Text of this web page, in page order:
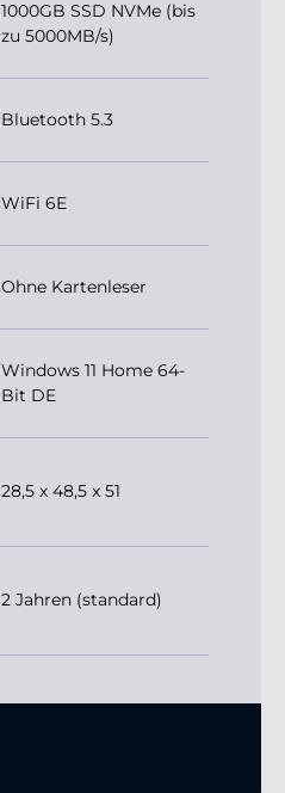
1000GB SSD NVMe (bis
zu 5000MB/s)
Bluetooth 5.3
WiFi 6E
Ohne Kartenleser
Windows 11 Home 64-
Bit DE
28,5 x 48,5 x 51
2 Jahren (standard)